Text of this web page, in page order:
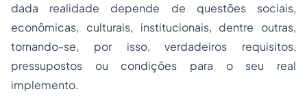
dada realidade depende de questões sociais,
econômicas, culturais, institucionais, dentre outras,
tornando-se, por isso, verdadeiros requisitos,
pressupostos ou condições para o seu real
implemento.